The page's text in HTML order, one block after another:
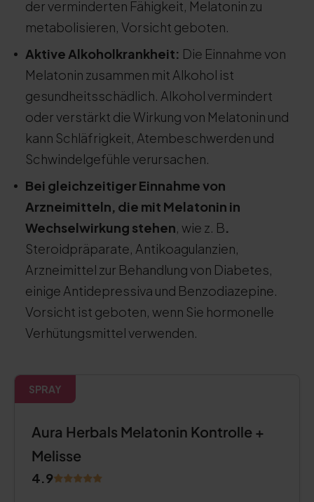
der verminderten Fähigkeit, Melatonin zu
metabolisieren, Vorsicht geboten.
Aktive Alkoholkrankheit: Die Einnahme von
Melatonin zusammen mit Alkohol ist
gesundheitsschädlich. Alkohol vermindert
oder verstärkt die Wirkung von Melatonin und
kann Schläfrigkeit, Atembeschwerden und
Schwindelgefühle verursachen.
Bei gleichzeitiger Einnahme von
Arzneimitteln, die mit Melatonin in
Wechselwirkung stehen, wie z. B.
Steroidpräparate, Antikoagulanzien,
Arzneimittel zur Behandlung von Diabetes,
einige Antidepressiva und Benzodiazepine.
Vorsicht ist geboten, wenn Sie hormonelle
Verhütungsmittel verwenden.
SPRAY
Aura Herbals Melatonin Kontrolle +
Melisse
4.9